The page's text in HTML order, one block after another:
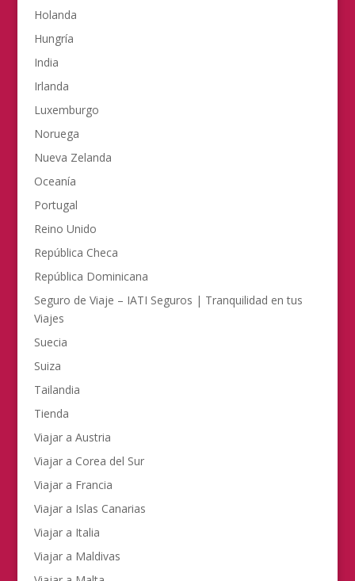
Holanda
Hungría
India
Irlanda
Luxemburgo
Noruega
Nueva Zelanda
Oceanía
Portugal
Reino Unido
República Checa
República Dominicana
Seguro de Viaje – IATI Seguros | Tranquilidad en tus
Viajes
Suecia
Suiza
Tailandia
Tienda
Viajar a Austria
Viajar a Corea del Sur
Viajar a Francia
Viajar a Islas Canarias
Viajar a Italia
Viajar a Maldivas